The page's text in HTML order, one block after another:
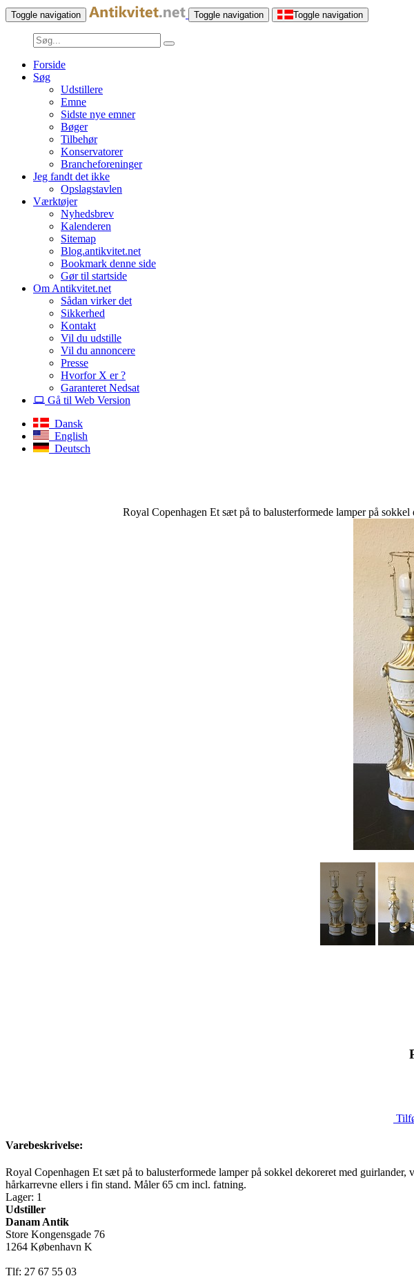
Toggle navigation Toggle navigation Toggle navigation
Forside
Søg
Udstillere
Emne
Sidste nye emner
Bøger
Tilbehør
Konservatorer
Brancheforeninger
Jeg fandt det ikke
Opslagstavlen
Værktøjer
Nyhedsbrev
Kalenderen
Sitemap
Blog.antikvitet.net
Bookmark denne side
Gør til startside
Om Antikvitet.net
Sådan virker det
Sikkerhed
Kontakt
Vil du udstille
Vil du annoncere
Presse
Hvorfor X er ?
Garanteret Nedsat
Gå til Web Version
Dansk
English
Deutsch
Royal Copenhagen Et sæt på to balusterformede lamper på
Varebeskrivelse:
Royal Copenhagen Et sæt på to balusterformede lamper på sokkel dekoreret med
hårkarrevne ellers i fin stand. Måler 65 cm incl. fatning.
Lager: 1
Udstiller
Danam Antik
Store Kongensgade 76
1264 København K
Tlf: 27 67 55 03